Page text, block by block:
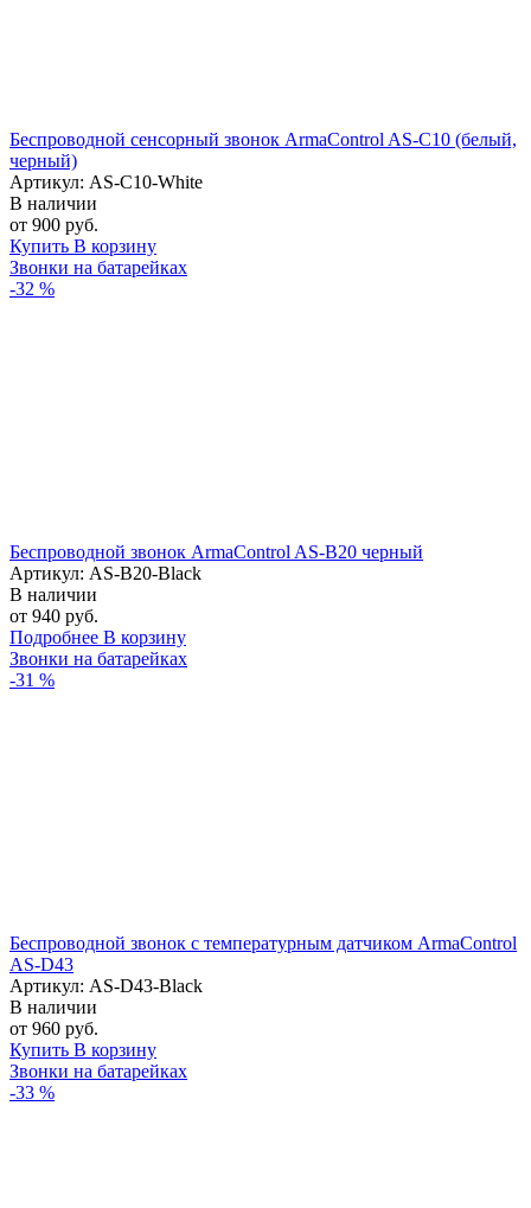
Беспроводной сенсорный звонок ArmaControl AS-C10 (белый,
черный)
Артикул: AS-С10-White
В наличии
от 900 руб.
Купить В корзину
Звонки на батарейках
-32 %
Беспроводной звонок ArmaControl AS-B20 черный
Артикул: AS-B20-Black
В наличии
от 940 руб.
Подробнее В корзину
Звонки на батарейках
-31 %
Беспроводной звонок с температурным датчиком ArmaControl
AS-D43
Артикул: AS-D43-Black
В наличии
от 960 руб.
Купить В корзину
Звонки на батарейках
-33 %